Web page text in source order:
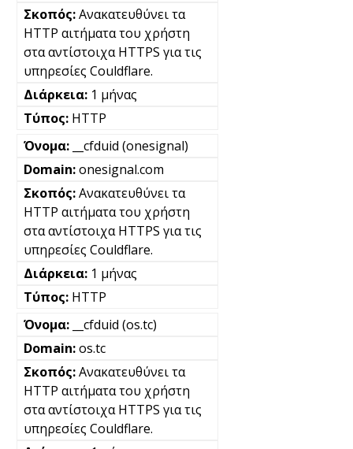
Ανακατευθύνει τα
HTTP αιτήματα του χρήστη
στα αντίστοιχα HTTPS για τις
υπηρεσίες Couldflare.
1 μήνας
HTTP
__cfduid (onesignal)
onesignal.com
Ανακατευθύνει τα
HTTP αιτήματα του χρήστη
στα αντίστοιχα HTTPS για τις
υπηρεσίες Couldflare.
1 μήνας
HTTP
__cfduid (os.tc)
os.tc
Ανακατευθύνει τα
HTTP αιτήματα του χρήστη
στα αντίστοιχα HTTPS για τις
υπηρεσίες Couldflare.